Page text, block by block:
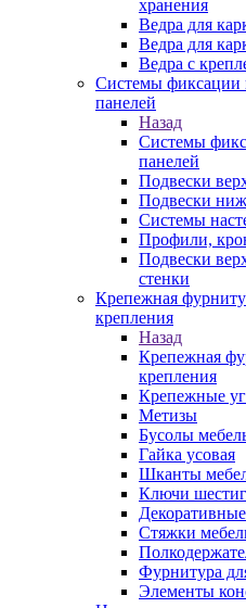
хранения
Ведра для
Ведра для
Ведра с
Системы фиксации
панелей
Назад
Системы
панелей
Подвески
Подвески
Системы
Профили,
Подвески
стенки
Крепежная
крепления
Назад
Крепежная
крепления
Крепежные
Метизы
Бусолы
Гайка усовая
Шканты
Ключи
Стяжки
Фурнитура
Элементы